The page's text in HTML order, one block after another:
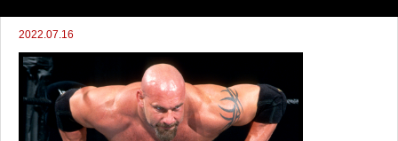
2022.07.16